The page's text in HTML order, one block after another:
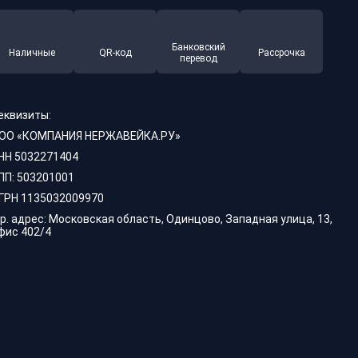
Наличные QR-код
Банковский
перевод
Рассрочка
«КОМПАНИЯ НЕРЖАВЕЙКА.РУ»
5032271404
503201001
1135032009970
адрес: Московская область, Одинцово, Западная улица, 13,
402/4